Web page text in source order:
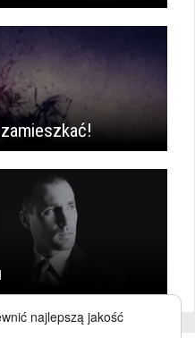
najlepszą jakość